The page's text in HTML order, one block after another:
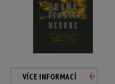
VÍCE INFORMACÍ